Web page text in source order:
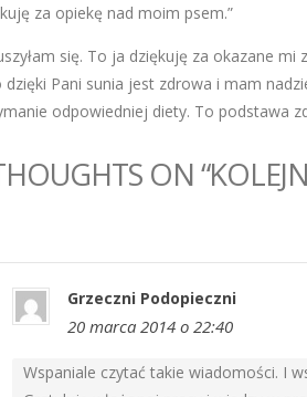
za opiekę nad moim psem.”
się. To ja dziękuję za okazane
dzięki Pani sunia jest zdrowa i mam
odpowiedniej diety. To podstawa
ON
Grzeczni Podopieczni
20 marca 2014 o 22:40
Wspaniale czytać takie wiadomości. I